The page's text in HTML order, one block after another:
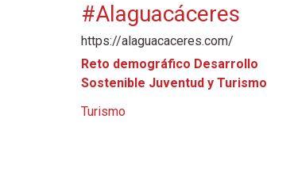
#Alaguacáceres
https://alaguacaceres.com/
Reto demográfico Desarrollo
Sostenible Juventud y Turismo
Turismo